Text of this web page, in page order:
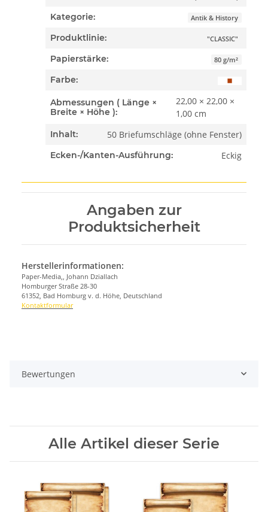
Kategorie: Antik & History
Produktlinie: "CLASSIC"
Papierstärke: 80 g/m²
Farbe:
Abmessungen ( Länge ×
Breite × Höhe ):
22,00 × 22,00 ×
1,00 cm
Inhalt: 50 Briefumschläge (ohne Fenster)
Ecken-/Kanten-Ausführung: Eckig
Angaben zur
Produktsicherheit
Herstellerinformationen:
Paper-Media,, Johann Dziallach
Homburger Straße 28-30
61352, Bad Homburg v. d. Höhe, Deutschland
Kontaktformular
Bewertungen
Alle Artikel dieser Serie